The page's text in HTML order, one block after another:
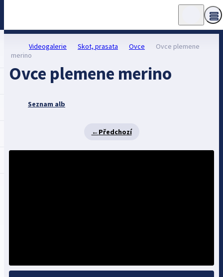
Videogalerie Skot, prasata Ovce
Ovce plemene
merino
Ovce plemene merino
Seznam alb
←Předchozí